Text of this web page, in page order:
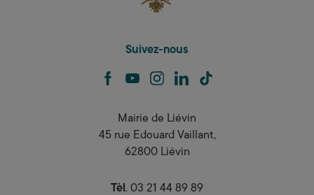
Suivez-nous
facebookyoutubeinstagram
linkedin
Mairie de Liévin
45 rue Edouard Vaillant,
62800 Liévin
Tèl . 03 21 44 89 89